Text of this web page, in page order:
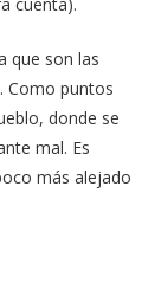
que son las
. Como puntos
donde se
mal. Es
más alejado